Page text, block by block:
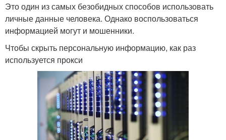
Это один из самых безобидных способов использовать
личные данные человека. Однако воспользоваться
информацией могут и мошенники.
Чтобы скрыть персональную информацию, как раз
используется прокси